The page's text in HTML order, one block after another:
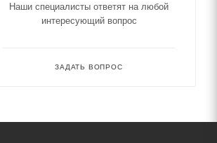
Наши специалисты ответят на любой
интересующий вопрос
ЗАДАТЬ ВОПРОС